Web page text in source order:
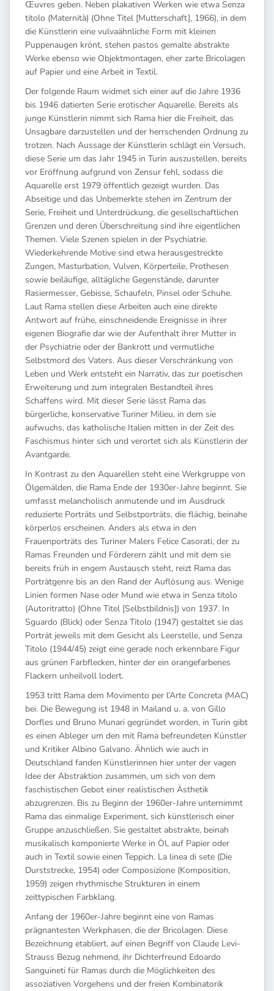
Œuvres geben. Neben plakativen Werken wie etwa Senza
titolo (Maternità) (Ohne Titel [Mutterschaft], 1966), in dem
die Künstlerin eine vulvaähnliche Form mit kleinen
Puppenaugen krönt, stehen pastos gemalte abstrakte
Werke ebenso wie Objektmontagen, eher zarte Bricolagen
auf Papier und eine Arbeit in Textil.
Der folgende Raum widmet sich einer auf die Jahre 1936
bis 1946 datierten Serie erotischer Aquarelle. Bereits als
junge Künstlerin nimmt sich Rama hier die Freiheit, das
Unsagbare darzustellen und der herrschenden Ordnung zu
trotzen. Nach Aussage der Künstlerin schlägt ein Versuch,
diese Serie um das Jahr 1945 in Turin auszustellen, bereits
vor Eröffnung aufgrund von Zensur fehl, sodass die
Aquarelle erst 1979 öffentlich gezeigt wurden. Das
Abseitige und das Unbemerkte stehen im Zentrum der
Serie, Freiheit und Unterdrückung, die gesellschaftlichen
Grenzen und deren Überschreitung sind ihre eigentlichen
Themen. Viele Szenen spielen in der Psychiatrie.
Wiederkehrende Motive sind etwa herausgestreckte
Zungen, Masturbation, Vulven, Körperteile, Prothesen
sowie beiläufige, alltägliche Gegenstände, darunter
Rasiermesser, Gebisse, Schaufeln, Pinsel oder Schuhe.
Laut Rama stellen diese Arbeiten auch eine direkte
Antwort auf frühe, einschneidende Ereignisse in ihrer
eigenen Biografie dar wie der Aufenthalt ihrer Mutter in
der Psychiatrie oder der Bankrott und vermutliche
Selbstmord des Vaters. Aus dieser Verschränkung von
Leben und Werk entsteht ein Narrativ, das zur poetischen
Erweiterung und zum integralen Bestandteil ihres
Schaffens wird. Mit dieser Serie lässt Rama das
bürgerliche, konservative Turiner Milieu, in dem sie
aufwuchs, das katholische Italien mitten in der Zeit des
Faschismus hinter sich und verortet sich als Künstlerin der
Avantgarde.
In Kontrast zu den Aquarellen steht eine Werkgruppe von
Ölgemälden, die Rama Ende der 1930er-Jahre beginnt. Sie
umfasst melancholisch anmutende und im Ausdruck
reduzierte Porträts und Selbstporträts, die flächig, beinahe
körperlos erscheinen. Anders als etwa in den
Frauenporträts des Turiner Malers Felice Casorati, der zu
Ramas Freunden und Förderern zählt und mit dem sie
bereits früh in engem Austausch steht, reizt Rama das
Porträtgenre bis an den Rand der Auflösung aus. Wenige
Linien formen Nase oder Mund wie etwa in Senza titolo
(Autoritratto) (Ohne Titel [Selbstbildnis]) von 1937. In
Sguardo (Blick) oder Senza Titolo (1947) gestaltet sie das
Porträt jeweils mit dem Gesicht als Leerstelle, und Senza
Titolo (1944/45) zeigt eine gerade noch erkennbare Figur
aus grünen Farbflecken, hinter der ein orangefarbenes
Flackern unheilvoll lodert.
1953 tritt Rama dem Movimento per l’Arte Concreta (MAC)
bei. Die Bewegung ist 1948 in Mailand u. a. von Gillo
Dorfles und Bruno Munari gegründet worden, in Turin gibt
es einen Ableger um den mit Rama befreundeten Künstler
und Kritiker Albino Galvano. Ähnlich wie auch in
Deutschland fanden Künstlerinnen hier unter der vagen
Idee der Abstraktion zusammen, um sich von dem
faschistischen Gebot einer realistischen Ästhetik
abzugrenzen. Bis zu Beginn der 1960er-Jahre unternimmt
Rama das einmalige Experiment, sich künstlerisch einer
Gruppe anzuschließen. Sie gestaltet abstrakte, beinah
musikalisch komponierte Werke in Öl, auf Papier oder
auch in Textil sowie einen Teppich. La linea di sete (Die
Durststrecke, 1954) oder Composizione (Komposition,
1959) zeigen rhythmische Strukturen in einem
zeittypischen Farbklang.
Anfang der 1960er-Jahre beginnt eine von Ramas
prägnantesten Werkphasen, die der Bricolagen. Diese
Bezeichnung etabliert, auf einen Begriff von Claude Levi-
Strauss Bezug nehmend, ihr Dichterfreund Edoardo
Sanguineti für Ramas durch die Möglichkeiten des
assoziativen Vorgehens und der freien Kombinatorik